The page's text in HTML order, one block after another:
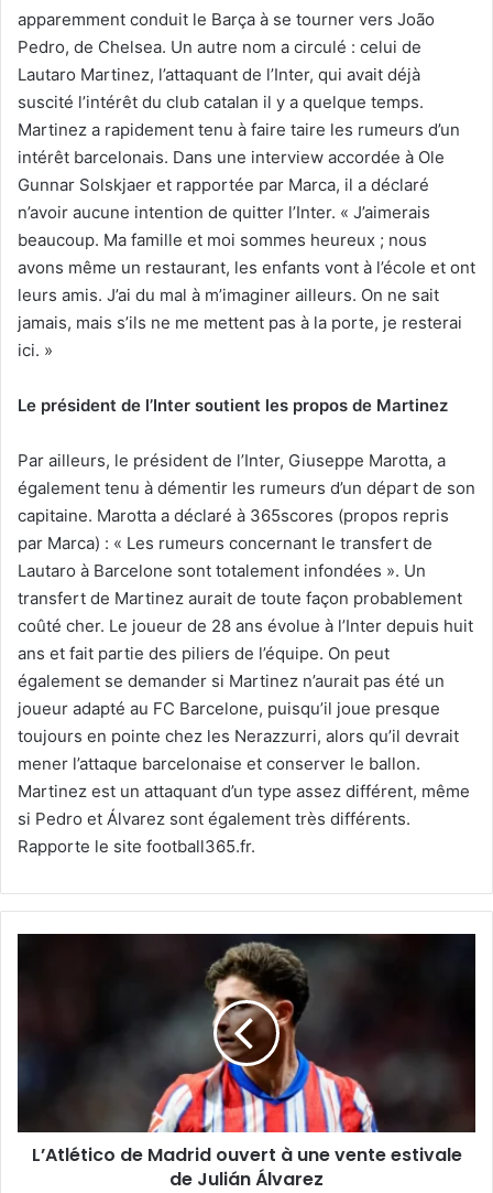
apparemment conduit le Barça à se tourner vers João
Pedro, de Chelsea. Un autre nom a circulé : celui de
Lautaro Martinez, l’attaquant de l’Inter, qui avait déjà
suscité l’intérêt du club catalan il y a quelque temps.
Martinez a rapidement tenu à faire taire les rumeurs d’un
intérêt barcelonais. Dans une interview accordée à Ole
Gunnar Solskjaer et rapportée par Marca, il a déclaré
n’avoir aucune intention de quitter l’Inter. « J’aimerais
beaucoup. Ma famille et moi sommes heureux ; nous
avons même un restaurant, les enfants vont à l’école et ont
leurs amis. J’ai du mal à m’imaginer ailleurs. On ne sait
jamais, mais s’ils ne me mettent pas à la porte, je resterai
ici. »
Le président de l’Inter soutient les propos de Martinez
Par ailleurs, le président de l’Inter, Giuseppe Marotta, a
également tenu à démentir les rumeurs d’un départ de son
capitaine. Marotta a déclaré à 365scores (propos repris
par Marca) : « Les rumeurs concernant le transfert de
Lautaro à Barcelone sont totalement infondées ». Un
transfert de Martinez aurait de toute façon probablement
coûté cher. Le joueur de 28 ans évolue à l’Inter depuis huit
ans et fait partie des piliers de l’équipe. On peut
également se demander si Martinez n’aurait pas été un
joueur adapté au FC Barcelone, puisqu’il joue presque
toujours en pointe chez les Nerazzurri, alors qu’il devrait
mener l’attaque barcelonaise et conserver le ballon.
Martinez est un attaquant d’un type assez différent, même
si Pedro et Álvarez sont également très différents.
Rapporte le site football365.fr.
une
de
Julián
L’Atlético de Madrid ouvert à une vente estivale
de Julián Álvarez